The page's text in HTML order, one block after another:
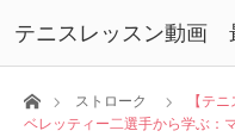
テニスレッスン動画
ホームストローク
【テ
ベレッティー二選手から学ぶ：